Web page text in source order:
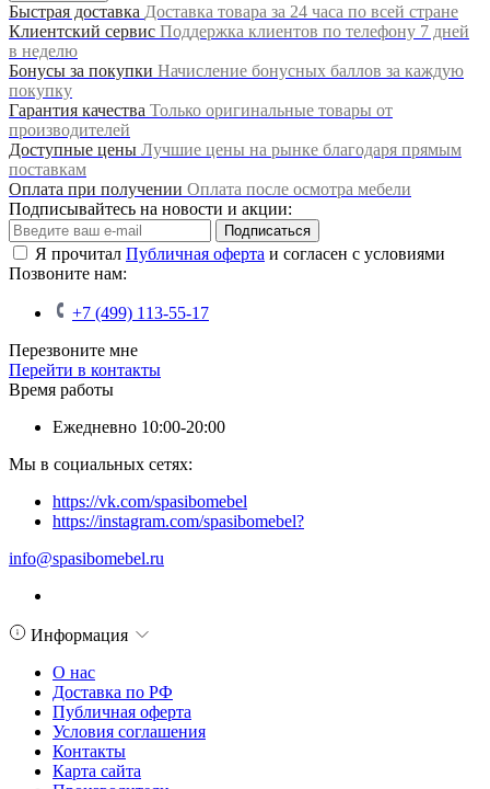
Быстрая доставка Доставка товара за 24 часа по всей стране
Клиентский сервис Поддержка клиентов по телефону 7 дней
в неделю
Бонусы за покупки Начисление бонусных баллов за каждую
покупку
Гарантия качества Только оригинальные товары от
производителей
Доступные цены Лучшие цены на рынке благодаря прямым
поставкам
Оплата при получении Оплата после осмотра мебели
Подписывайтесь на новости и акции:
Подписаться
Я прочитал Публичная оферта и согласен с условиями
Позвоните нам:
+7 (499) 113-55-17
Перезвоните мне
Перейти в контакты
Время работы
Ежедневно 10:00-20:00
Мы в социальных сетях:
https://vk.com/spasibomebel
https://instagram.com/spasibomebel?
info@spasibomebel.ru
Информация
О нас
Доставка по РФ
Публичная оферта
Условия соглашения
Контакты
Карта сайта